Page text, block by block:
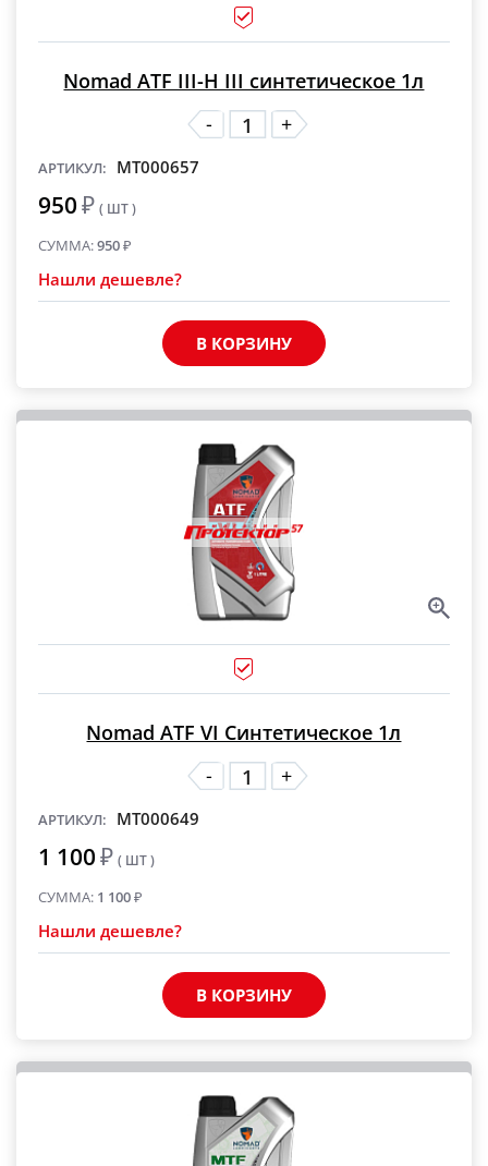
Nomad ATF III-H III синтетическое 1л
-
+
АРТИКУЛ: MT000657
950₽ ( ШТ )
СУММА:950₽
Нашли дешевле?
В КОРЗИНУ
Nomad ATF VI Синтетическое 1л
-
+
АРТИКУЛ: MT000649
1 100₽ ( ШТ )
СУММА: 1 100₽
Нашли дешевле?
В КОРЗИНУ